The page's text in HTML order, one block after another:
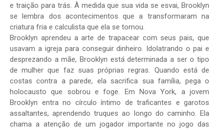
e traição para trás. À medida que sua vida se esvai, Brooklyn
se lembra dos acontecimentos que a transformaram na
criatura fria e calculista que ela se tornou.
Brooklyn aprendeu a arte de trapacear com seus pais, que
usavam a igreja para conseguir dinheiro. Idolatrando o pai e
desprezando a mãe, Brooklyn está determinada a ser o tipo
de mulher que faz suas próprias regras. Quando está de
costas contra a parede, ela sacrifica sua família, pega o
holocausto que sobrou e foge. Em Nova York, a jovem
Brooklyn entra no círculo íntimo de traficantes e garotos
assaltantes, aprendendo truques ao longo do caminho. Ela
chama a atenção de um jogador importante no jogo das